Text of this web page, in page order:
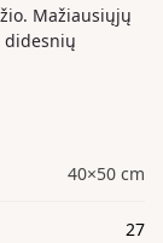
Mažiausiųjų
didesnių
40×50 cm
27